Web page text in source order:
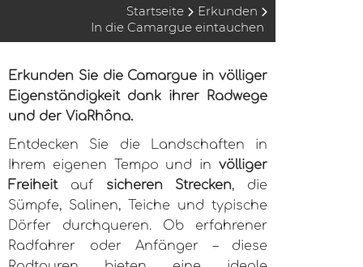
Startseite
Erkunden
In die Camargue eintauchen
Erkunden Sie die Camargue in völliger
Eigenständigkeit dank ihrer Radwege
und der ViaRhôna.
Entdecken Sie die Landschaften
in
Ihrem eigenen Tempo und in völliger
Freiheitauf sicheren Strecken, die
Sümpfe, Salinen, Teiche und typische
Dörfer durchqueren. Ob erfahrener
Radfahrer oder Anfänger – diese